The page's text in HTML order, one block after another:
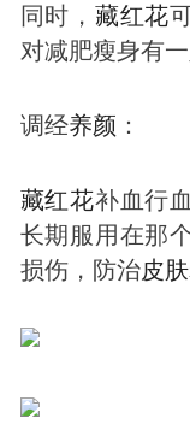
同时， 藏红花
对减肥瘦身有一
调经养颜 ：
藏红花补血行
长期服用在那
损伤，防治皮肤